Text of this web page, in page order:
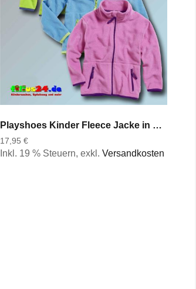
Playshoes Kinder Fleece Jacke in Farbe marine pink aquablau grün Gr 80 bis 140
17,95 €
Inkl. 19 % Steuern, exkl. Versandkosten